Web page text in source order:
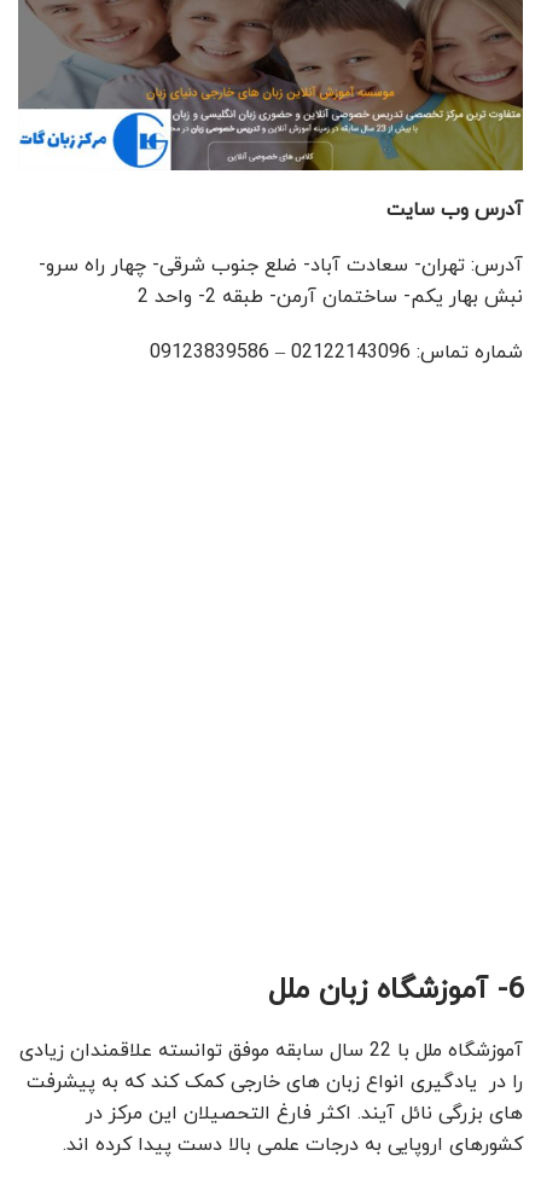
آدرس وب سایت
آدرس: تهران- سعادت آباد- ضلع جنوب شرقی- چهار راه سرو-
نبش بهار یکم- ساختمان آرمن- طبقه 2- واحد 2
شماره تماس: 02122143096 – 09123839586
6- آموزشگاه زبان ملل
آموزشگاه ملل با 22 سال سابقه موفق توانسته علاقمندان زیادی
را در یادگیری انواع زبان های خارجی کمک کند که به پیشرفت
های بزرگی نائل آیند. اکثر فارغ التحصیلان این مرکز در
کشورهای اروپایی به درجات علمی بالا دست پیدا کرده اند.